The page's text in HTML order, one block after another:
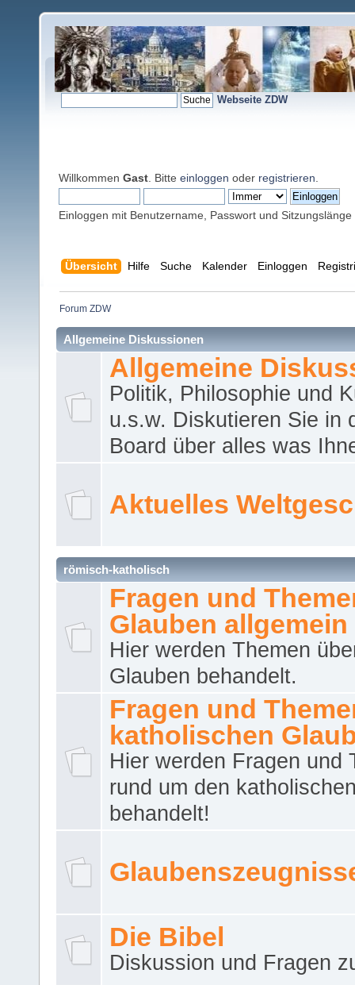
Webseite ZDW
Willkommen Gast . Bitte einloggen oder registrieren
Einloggen mit Benutzername, Passwort und Sitzungslänge
Übersicht Hilfe Suche Kalender Einloggen
Forum ZDW
Allgemeine Diskussionen
Allgemeine
Politik, Philosophie und
u.s.w. Diskutieren Sie in
Board über alles was
Aktuelles
römisch-katholisch
Fragen und
Glauben allgemein
Hier werden Themen
Glauben behandelt.
Fragen und
katholischen
Hier werden Fragen und
rund um den
behandelt!
Die Bibel
Diskussion und Fragen